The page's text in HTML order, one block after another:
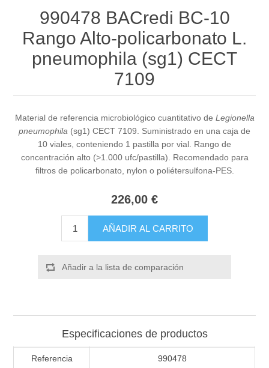
990478 BACredi BC-10
Rango Alto-policarbonato L.
pneumophila (sg1) CECT
7109
Material de referencia microbiológico cuantitativo de Legionella
pneumophila (sg1) CECT 7109. Suministrado en una caja de
10 viales, conteniendo 1 pastilla por vial. Rango de
concentración alto (>1.000 ufc/pastilla). Recomendado para
filtros de policarbonato, nylon o poliétersulfona-PES.
226,00 €
AÑADIR AL CARRITO
Añadir a la lista de comparación
Especificaciones de productos
Referencia 990478